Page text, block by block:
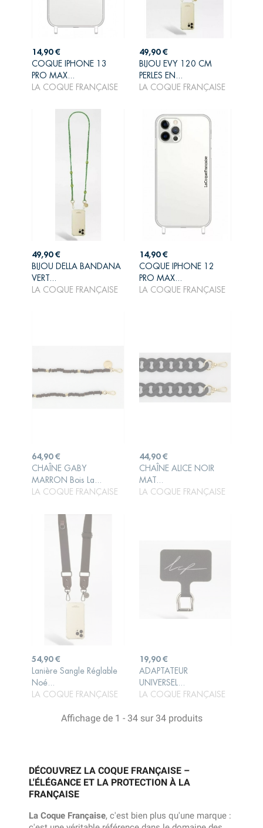
Prix
14,90 €
COQUE IPHONE 13
PRO MAX...
LA COQUE FRANÇAISE
AJOUTER AU
PANIER
Prix
49,90 €
BIJOU EVY 120 CM
PERLES EN...
LA COQUE FRANÇAISE
AJOUTER AU
PANIER
Prix
49,90 €
BIJOU DELLA BANDANA
VERT...
LA COQUE FRANÇAISE
AJOUTER AU
Prix
14,90 €
COQUE IPHONE 12
PRO MAX...
LA COQUE FRANÇAISE
AJOUTER AU
PANIER
Prix
64,90 €
CHAÎNE GABY
MARRON Bois La...
LA COQUE FRANÇAISE
AJOUTER AU
PANIER
Prix
44,90 €
CHAÎNE ALICE NOIR
MAT...
LA COQUE FRANÇAISE
AJOUTER AU
Prix
54,90 €
Lanière Sangle Réglable
Noé...
LA COQUE FRANÇAISE
AJOUTER AU
Prix
19,90 €
ADAPTATEUR
UNIVERSEL...
LA COQUE FRANÇAISE
AJOUTER AU
PANIER
Affichage de 1 - 34 sur 34 produits
DÉCOUVREZ LA COQUE FRANÇAISE –
L'ÉLÉGANCE ET LA PROTECTION À LA
FRANÇAISE
La Coque Française, c'est bien plus qu'une marque :